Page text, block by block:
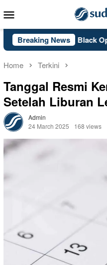
to
Menu
Breaking News
Call of Duty: Black Ops
Home Terkini
Tanggal Resmi
Setelah Liburan
Admin
24 March 2025
168 views